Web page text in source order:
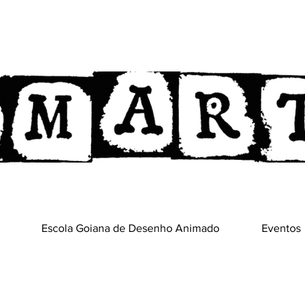
Escola Goiana de Desenho Animado Eventos